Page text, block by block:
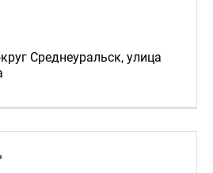
Среднеуральск, улица